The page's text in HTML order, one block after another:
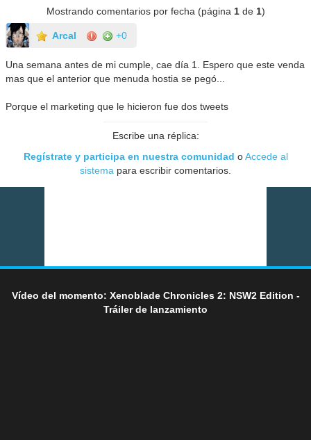
Mostrando comentarios por fecha (página 1de 1)
Arcal +0
Una semana antes de mi cumple, cae día 1. Espero que este venda
mas que el anterior que menuda hostia se pegó...
Porque el marketing que le hicieron fue dos tweets
Escribe una réplica:
Regístrate y participa en nuestra comunidad oAccede al
sistema para escribir comentarios.
Vídeo del momento: Xenoblade Chronicles 2: NSW2 Edition -
Tráiler de lanzamiento